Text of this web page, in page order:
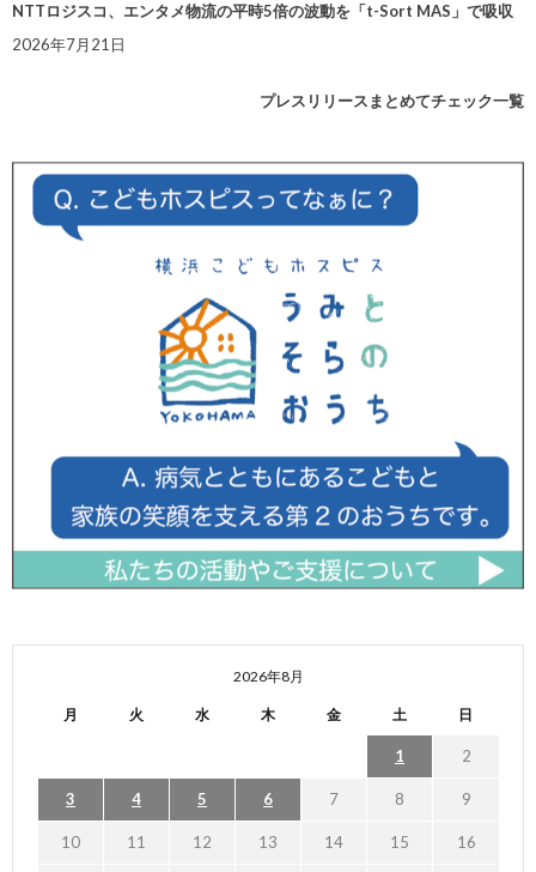
NTTロジスコ、エンタメ物流の平時5倍の波動を「t-Sort MAS」で吸収
2026年7月21日
プレスリリースまとめてチェック一覧
2026年8月
月 火 水 木 金 土 日
1 2
3 4 5 6 7 8 9
10 11 12 13 14 15 16